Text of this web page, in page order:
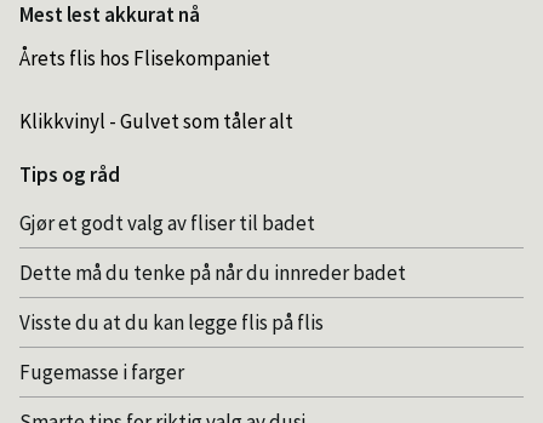
Mest lest akkurat nå
Årets flis hos Flisekompaniet
Klikkvinyl - Gulvet som tåler alt
Tips og råd
Gjør et godt valg av fliser til badet
Dette må du tenke på når du innreder badet
Visste du at du kan legge flis på flis
Fugemasse i farger